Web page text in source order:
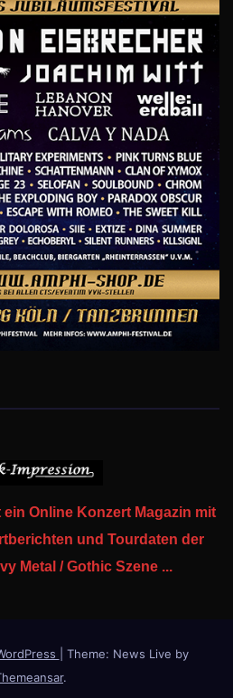
Online Konzert Magazin mit
und Tourdaten der
Metal / Gothic Szene ...
Theme: News Live by
.